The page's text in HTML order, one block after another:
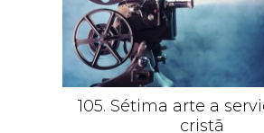
105. Sétima arte a
cristã